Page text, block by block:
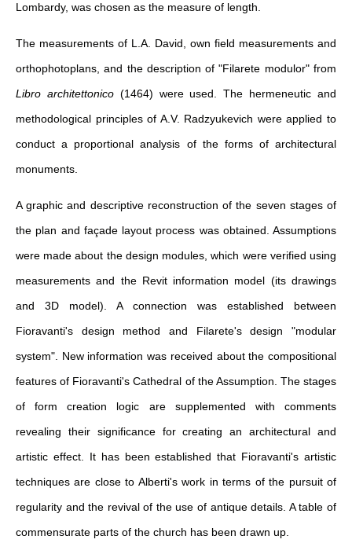
Lombardy, was chosen as the measure of length.
The measurements of L.A. David, own field measurements and
orthophotoplans, and the description of "Filarete modulor" from
Libro architettonico(1464) were used. The hermeneutic and
methodological principles of A.V. Radzyukevich were applied to
conduct a proportional analysis of the forms of architectural
monuments.
A graphic and descriptive reconstruction of the seven stages of
the plan and façade layout process was obtained. Assumptions
were made about the design modules, which were verified using
measurements and the Revit information model (its drawings
and 3D model). A connection was established between
Fioravanti's design method and Filarete's design "modular
system". New information was received about the compositional
features of Fioravanti's Cathedral of the Assumption. The stages
of form creation logic are supplemented with comments
revealing their significance for creating an architectural and
artistic effect. It has been established that Fioravanti's artistic
techniques are close to Alberti's work in terms of the pursuit of
regularity and the revival of the use of antique details. A table of
commensurate parts of the church has been drawn up.